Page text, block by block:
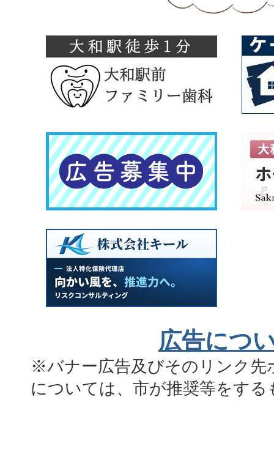
広告につ
※バナー広告及びそのリンク先
については、市が推奨等をす